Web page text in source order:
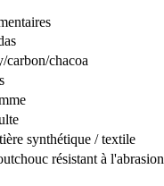
carbon/chacoa
synthétique / textile
résistant à l'abrasion